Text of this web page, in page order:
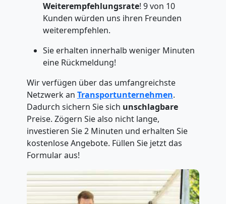
Weiterempfehlungsrate! 9 von 10
Kunden würden uns ihren Freunden
weiterempfehlen.
Sie erhalten innerhalb weniger Minuten
eine Rückmeldung!
Wir verfügen über das umfangreichste
Netzwerk an Transportunternehmen.
Dadurch sichern Sie sich unschlagbare
Preise. Zögern Sie also nicht lange,
investieren Sie 2 Minuten und erhalten Sie
kostenlose Angebote. Füllen Sie jetzt das
Formular aus!